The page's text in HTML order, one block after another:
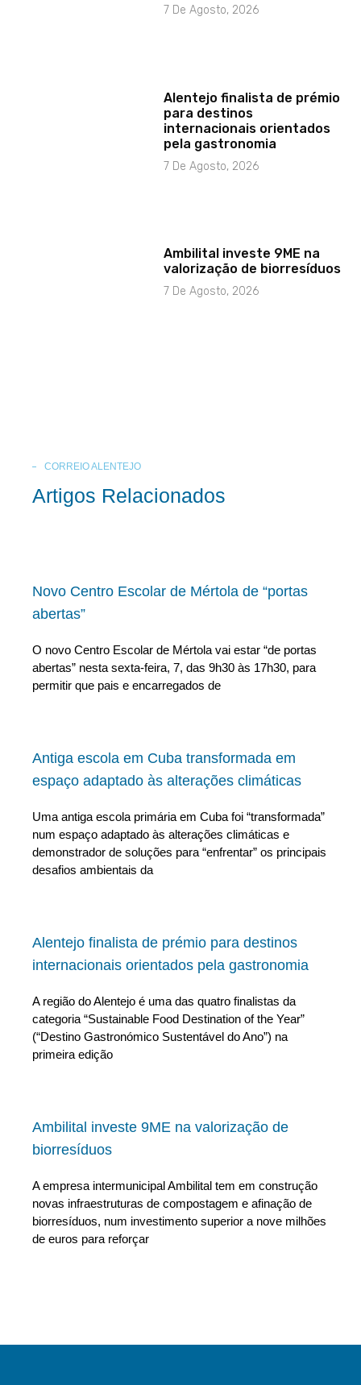
7 De Agosto, 2026
Alentejo finalista de prémio
para destinos
internacionais orientados
pela gastronomia
7 De Agosto, 2026
Ambilital investe 9ME na
valorização de biorresíduos
7 De Agosto, 2026
CORREIO ALENTEJO
Artigos Relacionados
Novo Centro Escolar de Mértola de “portas
abertas”
O novo Centro Escolar de Mértola vai estar “de portas
abertas” nesta sexta-feira, 7, das 9h30 às 17h30, para
permitir que pais e encarregados de
Antiga escola em Cuba transformada em
espaço adaptado às alterações climáticas
Uma antiga escola primária em Cuba foi “transformada”
num espaço adaptado às alterações climáticas e
demonstrador de soluções para “enfrentar” os principais
desafios ambientais da
Alentejo finalista de prémio para destinos
internacionais orientados pela gastronomia
A região do Alentejo é uma das quatro finalistas da
categoria “Sustainable Food Destination of the Year”
(“Destino Gastronómico Sustentável do Ano”) na
primeira edição
Ambilital investe 9ME na valorização de
biorresíduos
A empresa intermunicipal Ambilital tem em construção
novas infraestruturas de compostagem e afinação de
biorresíduos, num investimento superior a nove milhões
de euros para reforçar